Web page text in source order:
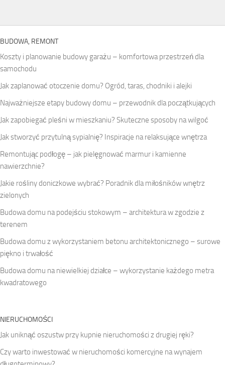
BUDOWA, REMONT
Koszty i planowanie budowy garażu – komfortowa przestrzeń dla
samochodu
Jak zaplanować otoczenie domu? Ogród, taras, chodniki i alejki
Najważniejsze etapy budowy domu – przewodnik dla początkujących
Jak zapobiegać pleśni w mieszkaniu? Skuteczne sposoby na wilgoć
Jak stworzyć przytulną sypialnię? Inspiracje na relaksujące wnętrza
Remontując podłogę – jak pielęgnować marmur i kamienne
nawierzchnie?
Jakie rośliny doniczkowe wybrać? Poradnik dla miłośników wnętrz
zielonych
Budowa domu na podejściu stokowym – architektura w zgodzie z
terenem
Budowa domu z wykorzystaniem betonu architektonicznego – surowe
piękno i trwałość
Budowa domu na niewielkiej działce – wykorzystanie każdego metra
kwadratowego
NIERUCHOMOŚCI
Jak uniknąć oszustw przy kupnie nieruchomości z drugiej ręki?
Czy warto inwestować w nieruchomości komercyjne na wynajem